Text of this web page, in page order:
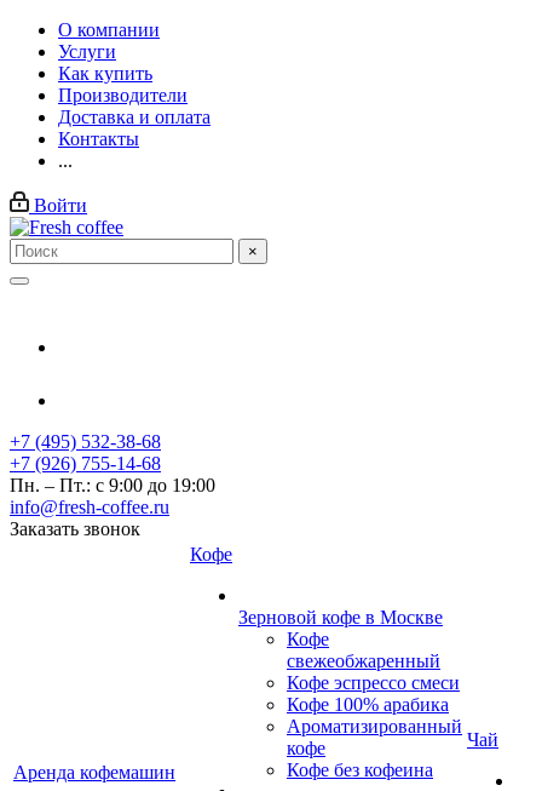
О компании
Услуги
Как купить
Производители
Доставка и оплата
Контакты
...
Войти
×
+7 (495) 532-38-68
+7 (926) 755-14-68
Пн. – Пт.: с 9:00 до 19:00
info@fresh-coffee.ru
Заказать звонок
Аренда кофемашин
Кофе
Зерновой кофе в Москве
Кофе
свежеобжаренный
Кофе эспрессо смеси
Кофе 100% арабика
Ароматизированный
кофе
Кофе без кофеина
Чай